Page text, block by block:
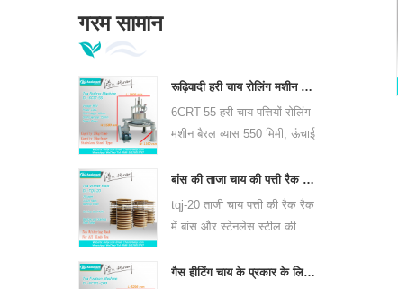
गरम सामान
रूढ़िवादी हरी चाय रोलिंग मशीन 6crt-55 छोड़ देता है
6CRT-55 हरी चाय पत्तियों रोलिंग
मशीन बैरल व्यास 550 मिमी, ऊंचाई
किग्रा / घंटा है
बांस की ताजा चाय की पत्ती रैक रैक tjj-20
tqj-20 ताजी चाय पत्ती की रैक रैक
में बांस और स्टेनलेस स्टील की
लिए उपयोग कर सकते हैं।
गैस हीटिंग चाय के प्रकार के लिए निरंतर चाय पत्ती भाप मशीन 6cstl-q80